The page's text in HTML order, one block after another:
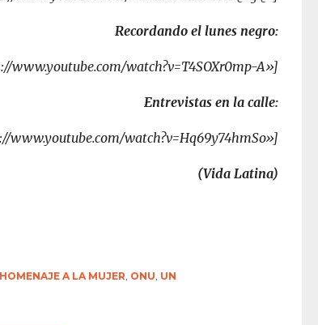
Recordando el lunes negro:
www.youtube.com/watch?v=T4SOXr0mp-A»]
Entrevistas en la calle:
www.youtube.com/watch?v=Hq69y74hmSo»]
(Vida Latina)
HOMENAJE A LA MUJER, ONU, UN